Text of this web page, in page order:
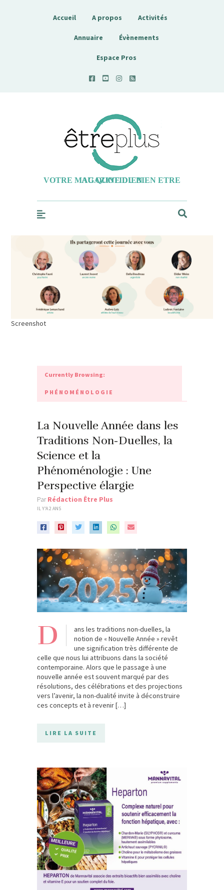
Accueil A propos Activités
Annuaire Évènements
Espace Pros
Etreplus
VOTRE MAGAZINE DU BIEN ETRE AU QUOTIDIEN
Screenshot
Currently Browsing:
PHÉNOMÉNOLOGIE
La Nouvelle Année dans les
Traditions Non-Duelles, la
Science et la
Phénoménologie : Une
Perspective élargie
ParRédaction Être Plus
IL Y'A 2 ANS
D
ans les traditions non-duelles, la
notion de « Nouvelle Année » revêt
une signification très différente de
celle que nous lui attribuons dans la société
contemporaine. Alors que le passage à une
nouvelle année est souvent marqué par des
résolutions, des célébrations et des projections
vers l’avenir, la non-dualité invite à déconstruire
ces concepts et à revenir […]
LIRE LA SUITE